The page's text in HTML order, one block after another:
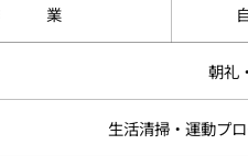
業
朝礼
生活清掃・運動プ